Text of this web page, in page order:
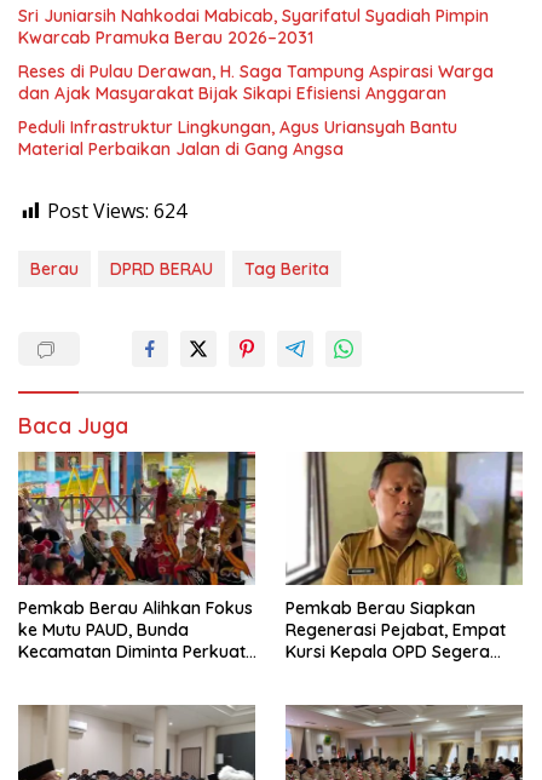
Sri Juniarsih Nahkodai Mabicab, Syarifatul Syadiah Pimpin
Kwarcab Pramuka Berau 2026–2031
Reses di Pulau Derawan, H. Saga Tampung Aspirasi Warga
dan Ajak Masyarakat Bijak Sikapi Efisiensi Anggaran
Peduli Infrastruktur Lingkungan, Agus Uriansyah Bantu
Material Perbaikan Jalan di Gang Angsa
Post Views: 624
Berau DPRD BERAU Tag Berita
Baca Juga
Pemkab Berau Alihkan Fokus
ke Mutu PAUD, Bunda
Kecamatan Diminta Perkuat
Pemkab Berau Siapkan
Regenerasi Pejabat, Empat
Kursi Kepala OPD Segera